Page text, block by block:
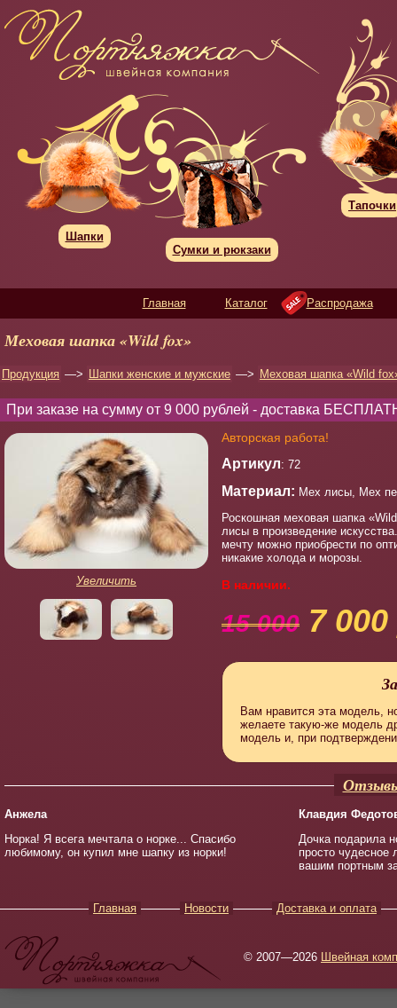
Шапки
Сумки и рюкзаки
Тапочки
Главная Каталог Распродажа
Меховая шапка «Wild fox»
Продукция —> Шапки женские и мужские —> Меховая шапка «Wild
При заказе на сумму от 9 000 рублей - доставка
Увеличить
Авторская работа!
Артикул: 72
Материал: Мех лисы, Мех
Роскошная меховая шапка
лисы в произведение
мечту можно приобрести по
никакие холода и морозы.
В наличии.
15 000 7
Вам нравится эта модель,
желаете такую-же модель
модель и, при
Анжела
Норка! Я всега мечтала о норке... Спасибо
любимому, он купил мне шапку из норки!
Клавдия
Дочка подарила
просто чудесное
вашим портным
Главная Новости Доставка и оплата
© 2007—2026 Швейная